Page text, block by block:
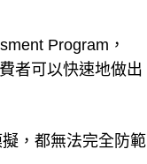
Program，
者可以快速地做出
，都無法完全防範